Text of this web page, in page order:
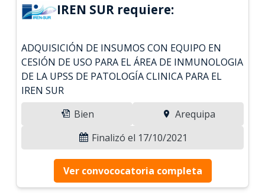
IREN SUR requiere:
ADQUISICIÓN DE INSUMOS CON EQUIPO EN
CESIÓN DE USO PARA EL ÁREA DE INMUNOLOGIA
DE LA UPSS DE PATOLOGÍA CLINICA PARA EL
IREN SUR
Bien
Arequipa
Finalizó el 17/10/2021
Ver convococatoria completa